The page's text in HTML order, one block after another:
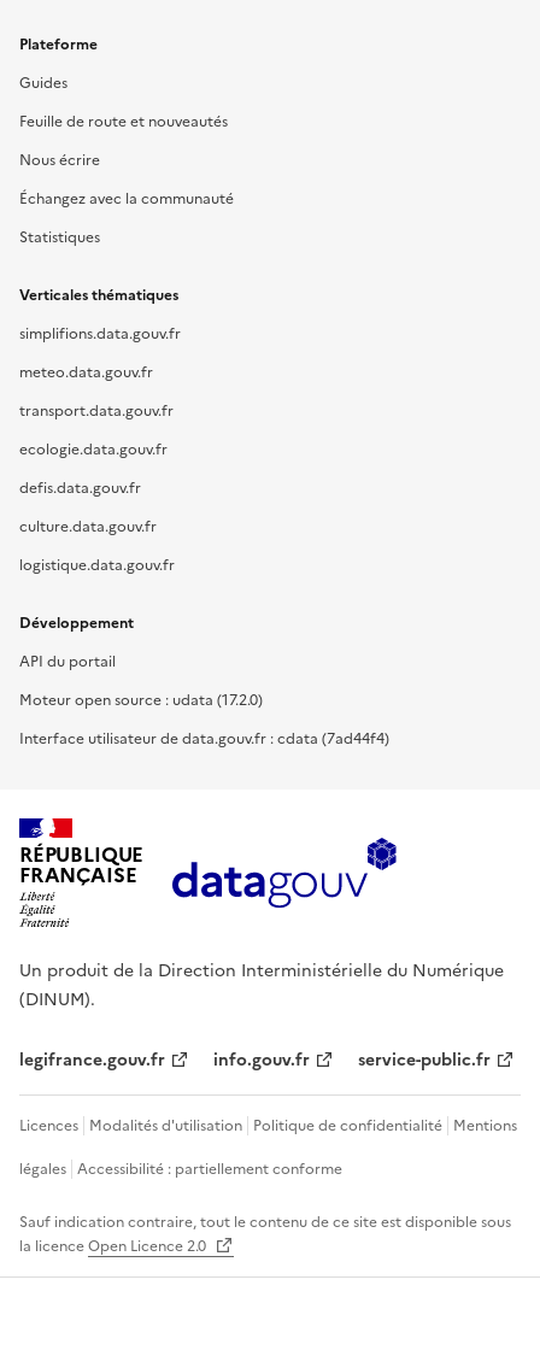
Plateforme
Guides
Feuille de route et nouveautés
Nous écrire
Échangez avec la communauté
Statistiques
Verticales thématiques
simplifions.data.gouv.fr
meteo.data.gouv.fr
transport.data.gouv.fr
ecologie.data.gouv.fr
defis.data.gouv.fr
culture.data.gouv.fr
logistique.data.gouv.fr
Développement
API du portail
Moteur open source : udata (17.2.0)
Interface utilisateur de data.gouv.fr : cdata (7ad44f4)
RÉPUBLIQUE
FRANÇAISE
Un produit de la Direction Interministérielle du Numérique
(DINUM).
legifrance.gouv.fr info.gouv.fr service-public.fr
Licences Modalités d'utilisation Politique de confidentialité Mentions
légales Accessibilité : partiellement conforme
Sauf indication contraire, tout le contenu de ce site est disponible sous
la licenceOpen Licence 2.0